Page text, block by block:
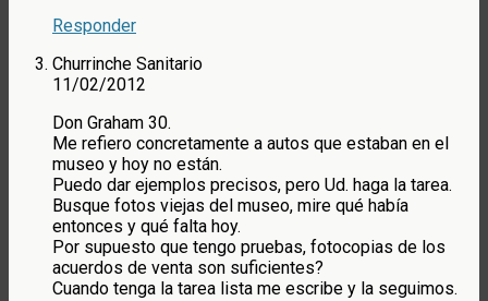
Responder
Churrinche Sanitario
11/02/2012
Don Graham 30.
Me refiero concretamente a autos que estaban en el
museo y hoy no están.
Puedo dar ejemplos precisos, pero Ud. haga la tarea.
Busque fotos viejas del museo, mire qué había
entonces y qué falta hoy.
Por supuesto que tengo pruebas, fotocopias de los
acuerdos de venta son suficientes?
Cuando tenga la tarea lista me escribe y la seguimos.